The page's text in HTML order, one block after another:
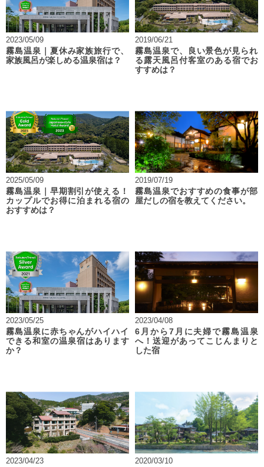
2023/05/09
霧島温泉｜夏休み家族旅行で、
家族風呂が楽しめる温泉宿は？
2019/06/21
霧島温泉で、良い景色が見られ
る露天風呂付客室のある宿でお
すすめは？
2025/05/09
霧島温泉｜早期割引が使える！
カップルでお得に泊まれる宿の
おすすめは？
2019/07/19
霧島温泉でおすすめの食事が部
屋だしの宿を教えてください。
2023/05/25
霧島温泉に赤ちゃんがハイハイ
できる和室の温泉宿はあります
か？
2023/04/08
6月から7月に夫婦で霧島温泉
へ！送迎があってこじんまりと
した宿
2023/04/23
2020/03/10